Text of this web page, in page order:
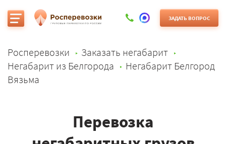
ЗАДАТЬ ВОПРОС
Росперевозки
Заказать негабарит
Негабарит из Белгорода
Негабарит Белгород
Вязьма
Перевозка